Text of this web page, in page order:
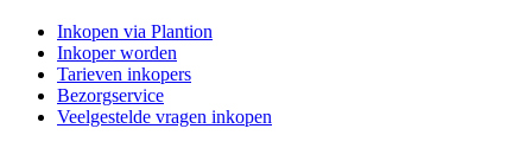
Inkopen via Plantion
Inkoper worden
Tarieven inkopers
Bezorgservice
Veelgestelde vragen inkopen